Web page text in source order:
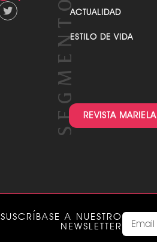
ACTUALIDAD
ESTILO DE VIDA
REVISTA MARIELA
SUSCRÍBASE A NUESTRO
NEWSLETTER